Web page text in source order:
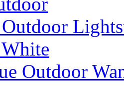
Outdoor